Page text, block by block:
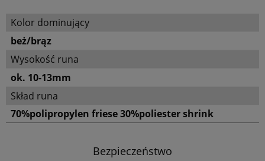
Kolor dominujący
beż/brąz
Wysokość runa
ok. 10-13mm
Skład runa
70%polipropylen friese 30%poliester shrink
Bezpieczeństwo